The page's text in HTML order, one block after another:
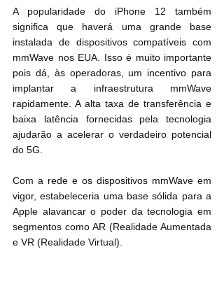
A popularidade do iPhone 12 também
significa que haverá uma grande base
instalada de dispositivos compatíveis com
mmWave nos EUA. Isso é muito importante
pois dá, às operadoras, um incentivo para
implantar a infraestrutura mmWave
rapidamente. A alta taxa de transferência e
baixa latência fornecidas pela tecnologia
ajudarão a acelerar o verdadeiro potencial
do 5G.
Com a rede e os dispositivos mmWave em
vigor, estabeleceria uma base sólida para a
Apple alavancar o poder da tecnologia em
segmentos como AR (Realidade Aumentada
e VR (Realidade Virtual).